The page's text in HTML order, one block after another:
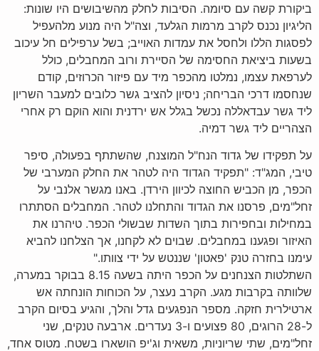
ביקורת קשה עם סיומה. הסיבות לחלק מהשיבושים היו שונות:
הליגיון נכנס לקרב מרמות הגלעד, וצה"ל היה מנוע מלהעפיל
לפסגות הללו ולחסל את עמדות האוייב; בשל ערפילים חל עיכוב
בשעות ביציאת החסימה של הסיירת ורוב המחבלים, כולל
לערפאת עצמו, נמלטו מהכפר מיד עם פיזור הכרוזים, קודם
שנחסמו דרכי הבריחה; ניסיון להציב גשר כלובים למעבר השריון
ליד גשר עבדאללה נכשל בגלל אש ירדנית והוא הוקם רק אחרי
הצהריים ליד גשר דמיה.
על תפקידו של גדוד הנח"ל המוצנח, שהשתתף בפעולה, סיפר
טיבי, המג"ד: "תפקיד הגדוד היה לטהר את החלק המערבי של
הכפר, מן הכביש החוצה לכיוון הירדן. באנו מגשר אלנבי על
זחל"מים, פרסנו את הגדוד והתחלנו לטהר. המחבלים הסתתרו
במחילות ובחפירות בתוך השדות שבשולי הכפר. טיהרנו את
האיזור ופגענו במחבלים. שבוים לא לקחנו, אך הצלחנו להביא
עימנו בחזרה טנק 'פאטון' שננטש על ידי צוותו."
השתלטות הצנחנים על הכפר היתה בשעה 8.15 בבוקר במערה,
שלוותה בקרבות מגע. הקרב נעצר, על הכוחות הונחתה אש
ארטילרית חזקה. מספר הנפגעים גדל והלך, והגיע בסיום הקרב
ל-28 הרוגים, 80 פצועים ו-3 נעדרים. ארבעה טנקים, שני
זחל"מים, שתי שריוניות, משאית וג'יפ הושארו בשטח. מטוס אחד,